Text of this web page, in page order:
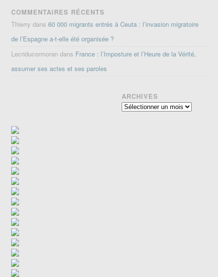
COMMENTAIRES RÉCENTS
Thierry dans60 000 migrants entrés à Ceuta : l’invasion migratoire
de l’Espagne a-t-elle été organisée ?
Lecriducormoran dans France : l’Imposture et l’Heure de la Vérité,
assumer ses actes et ses paroles
ARCHIVES
Archives